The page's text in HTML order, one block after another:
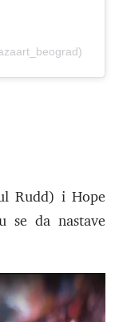
Rudd) i Hope
se da nastave